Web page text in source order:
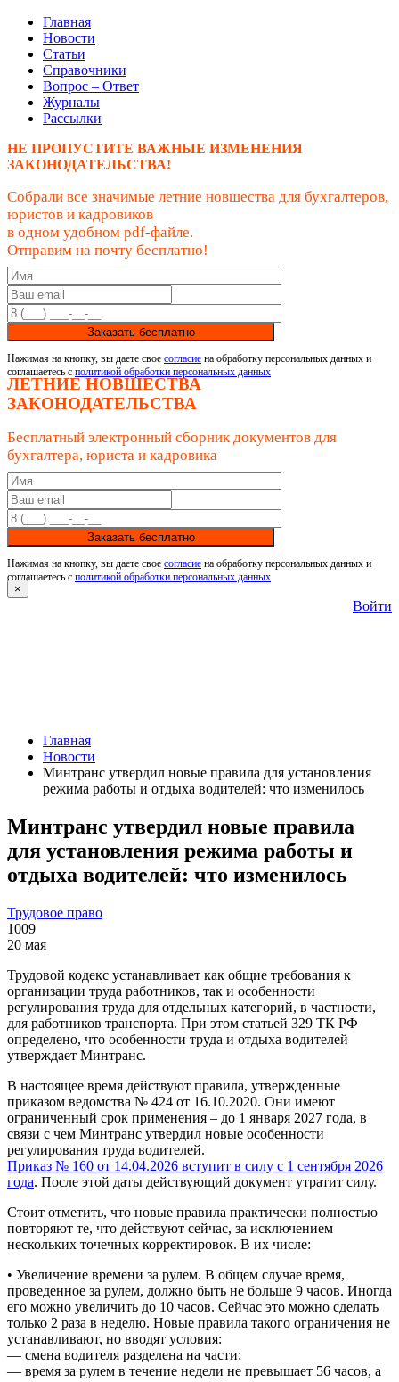
Главная
Новости
Статьи
Справочники
Вопрос – Ответ
Журналы
Рассылки
НЕ ПРОПУСТИТЕ ВАЖНЫЕ ИЗМЕНЕНИЯ
ЗАКОНОДАТЕЛЬСТВА!
Собрали все значимые летние новшества для бухгалтеров,
юристов и кадровиков
в одном удобном pdf-файле.
Отправим на почту бесплатно!
Заказать бесплатно
Нажимая на кнопку, вы даете свое согласие на обработку персональных данных и
соглашаетесь с политикой обработки персональных данных
ЛЕТНИЕ НОВШЕСТВА
ЗАКОНОДАТЕЛЬСТВА
Бесплатный электронный сборник документов для
бухгалтера, юриста и кадровика
Заказать бесплатно
Нажимая на кнопку, вы даете свое согласие на обработку персональных данных и
соглашаетесь с политикой обработки персональных данных
×
Войти
Главная
Новости
Минтранс утвердил новые правила для установления
режима работы и отдыха водителей: что изменилось
Минтранс утвердил новые правила
для установления режима работы и
отдыха водителей: что изменилось
Трудовое право
1009
20 мая
Трудовой кодекс устанавливает как общие требования к
организации труда работников, так и особенности
регулирования труда для отдельных категорий, в частности,
для работников транспорта. При этом статьей 329 ТК РФ
определено, что особенности труда и отдыха водителей
утверждает Минтранс.
В настоящее время действуют правила, утвержденные
приказом ведомства № 424 от 16.10.2020. Они имеют
ограниченный срок применения – до 1 января 2027 года, в
связи с чем Минтранс утвердил новые особенности
регулирования труда водителей.
Приказ № 160 от 14.04.2026 вступит в силу с 1 сентября 2026
года. После этой даты действующий документ утратит силу.
Стоит отметить, что новые правила практически полностью
повторяют те, что действуют сейчас, за исключением
нескольких точечных корректировок. В их числе:
• Увеличение времени за рулем. В общем случае время,
проведенное за рулем, должно быть не больше 9 часов. Иногда
его можно увеличить до 10 часов. Сейчас это можно сделать
только 2 раза в неделю. Новые правила такого ограничения не
устанавливают, но вводят условия:
— смена водителя разделена на части;
— время за рулем в течение недели не превышает 56 часов, а